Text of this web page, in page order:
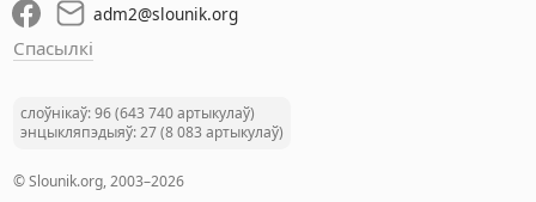
adm2@slounik.org
Спасылкі
слоўнікаў: 96 (643 740 артыкулаў)
энцыкляпэдыяў: 27 (8 083 артыкулаў)
© Slounik.org, 2003–2026